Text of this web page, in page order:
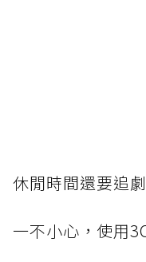
休閒時間還要追
一不小心，使用